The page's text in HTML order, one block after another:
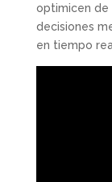
optimicen de
decisiones
en tiempo